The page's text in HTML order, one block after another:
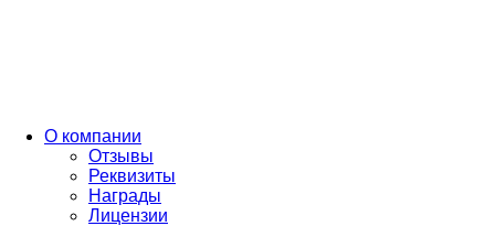
О компании
Отзывы
Реквизиты
Награды
Лицензии